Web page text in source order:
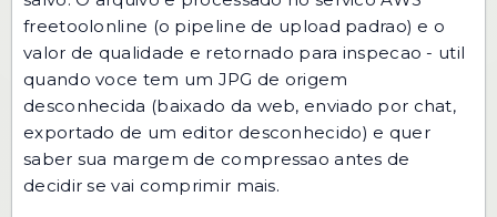
freetoolonline (o pipeline de upload padrao) e o
valor de qualidade e retornado para inspecao - util
quando voce tem um JPG de origem
desconhecida (baixado da web, enviado por chat,
exportado de um editor desconhecido) e quer
saber sua margem de compressao antes de
decidir se vai comprimir mais.